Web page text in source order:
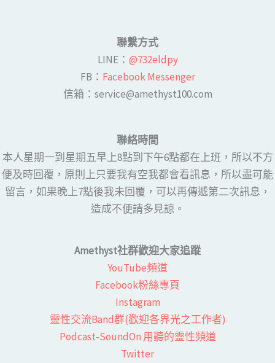
聯繫方式
LINE​： @732eldpy
FB：​ Facebook Messenger
​​信箱：service@amethyst100.com
聯絡時間
本人星期一到星期五早上8點到下午6點都在上班，所以不方
便及時回覆，原則上只要我有空我都會看訊息，所以盡可能
留言，如果晚上7點後我未回覆，可以再傳遞第二次訊息，
造成不便請多見諒。
Amethyst社群歡迎大家追蹤
YouTube頻道
Facebook粉絲專頁​
Instagram
靈性交流Band群(歡迎各界光之工作者)​
Podcast-SoundOn 用聽的靈性頻道
​Twitter